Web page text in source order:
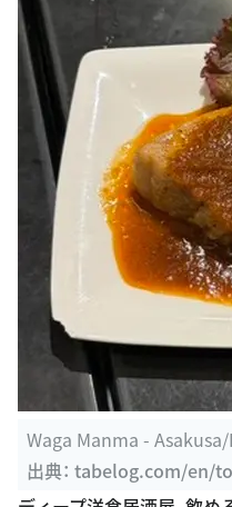
Waga Manma -
出典： tabelog.com/en/
74
ディープ洋食居酒屋、飲